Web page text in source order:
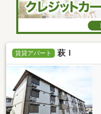
賃貸アパート 萩Ｉ